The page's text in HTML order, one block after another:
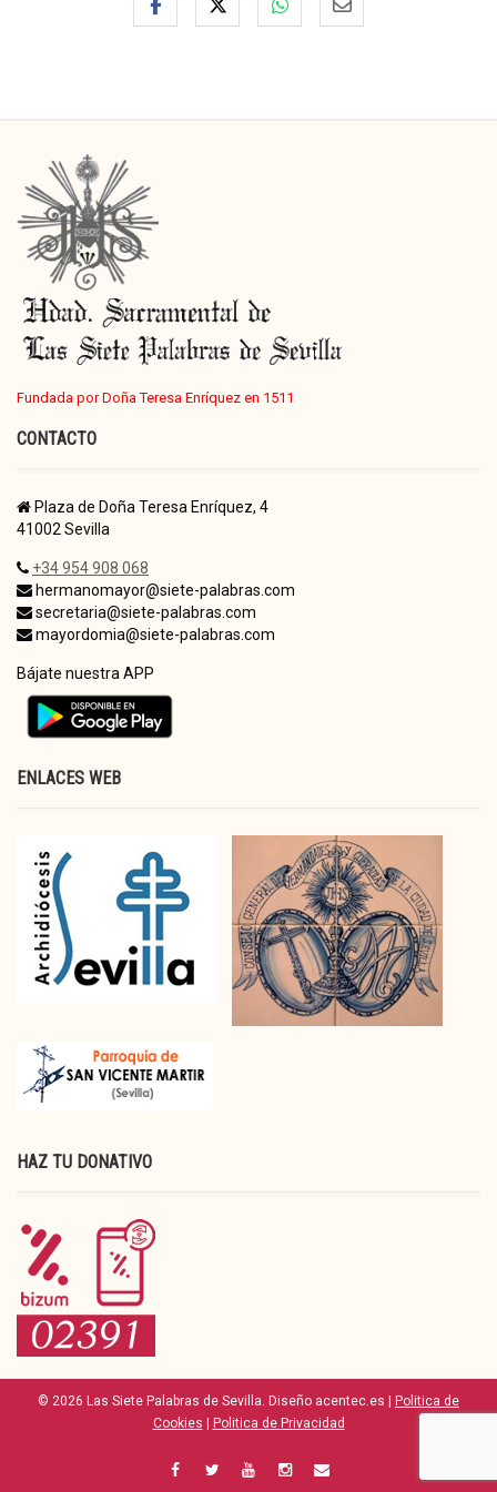
Fundada por Doña Teresa Enríquez en 1511
CONTACTO
Plaza de Doña Teresa Enríquez, 4
41002 Sevilla
+34 954 908 068
hermanomayor@siete-palabras.com
secretaria@siete-palabras.com
mayordomia@siete-palabras.com
Bájate nuestra APP
ENLACES WEB
HAZ TU DONATIVO
© 2026 Las Siete Palabras de Sevilla. Diseño acentec.es |
Politica de
Cookies
Politica de Privacidad